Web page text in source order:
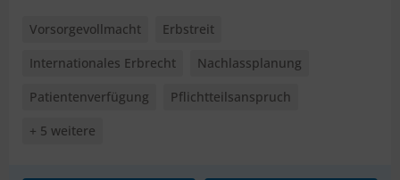
Vorsorgevollmacht
Erbstreit
Internationales Erbrecht
Nachlassplanung
Patientenverfügung
Pflichtteilsanspruch
+ 5 weitere